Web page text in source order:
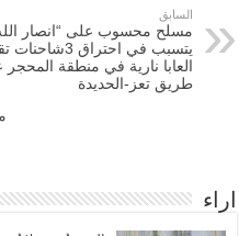
السابق
مسلح محسوب على “انصار
يتسبب في احتراق
العابا نارية في منطقة
طريق تعز-الحديدة
اراء